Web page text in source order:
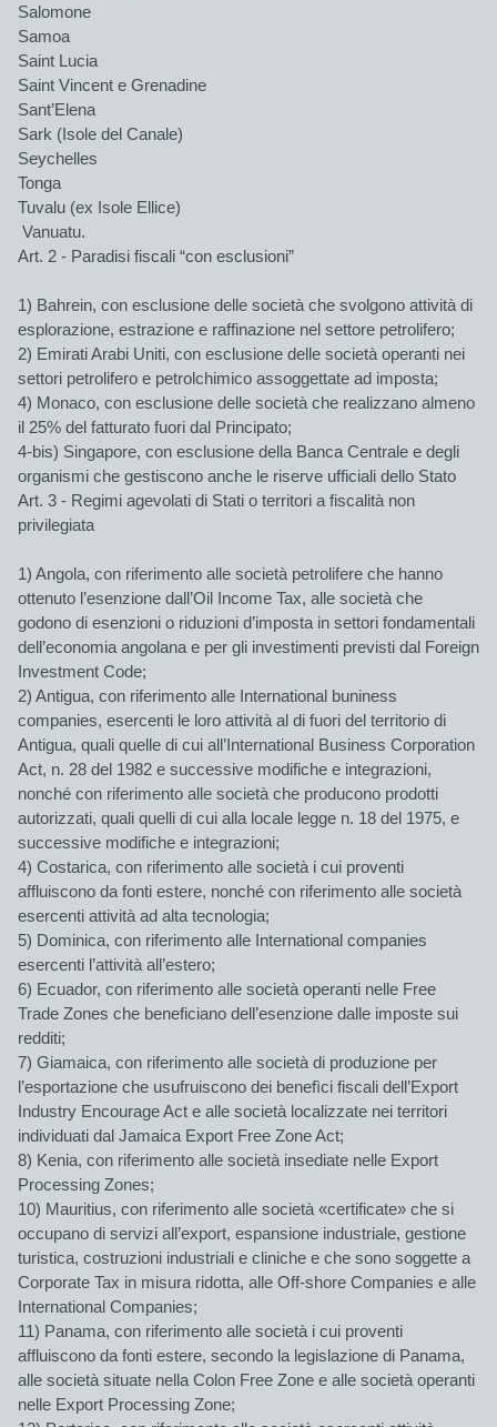
Salomone
Samoa
Saint Lucia
Saint Vincent e Grenadine
Sant’Elena
Sark (Isole del Canale)
Seychelles
Tonga
Tuvalu (ex Isole Ellice)
Vanuatu.
Art. 2 - Paradisi fiscali “con esclusioni”
1) Bahrein, con esclusione delle società che svolgono attività di
esplorazione, estrazione e raffinazione nel settore petrolifero;
2) Emirati Arabi Uniti, con esclusione delle società operanti nei
settori petrolifero e petrolchimico assoggettate ad imposta;
4) Monaco, con esclusione delle società che realizzano almeno
il 25% del fatturato fuori dal Principato;
4-bis) Singapore, con esclusione della Banca Centrale e degli
organismi che gestiscono anche le riserve ufficiali dello Stato
Art. 3 - Regimi agevolati di Stati o territori a fiscalità non
privilegiata
1) Angola, con riferimento alle società petrolifere che hanno
ottenuto l’esenzione dall’Oil Income Tax, alle società che
godono di esenzioni o riduzioni d’imposta in settori fondamentali
dell’economia angolana e per gli investimenti previsti dal Foreign
Investment Code;
2) Antigua, con riferimento alle International buniness
companies, esercenti le loro attività al di fuori del territorio di
Antigua, quali quelle di cui all’International Business Corporation
Act, n. 28 del 1982 e successive modifiche e integrazioni,
nonché con riferimento alle società che producono prodotti
autorizzati, quali quelli di cui alla locale legge n. 18 del 1975, e
successive modifiche e integrazioni;
4) Costarica, con riferimento alle società i cui proventi
affluiscono da fonti estere, nonché con riferimento alle società
esercenti attività ad alta tecnologia;
5) Dominica, con riferimento alle International companies
esercenti l’attività all’estero;
6) Ecuador, con riferimento alle società operanti nelle Free
Trade Zones che beneficiano dell’esenzione dalle imposte sui
redditi;
7) Giamaica, con riferimento alle società di produzione per
l’esportazione che usufruiscono dei benefìci fiscali dell’Export
Industry Encourage Act e alle società localizzate nei territori
individuati dal Jamaica Export Free Zone Act;
8) Kenia, con riferimento alle società insediate nelle Export
Processing Zones;
10) Mauritius, con riferimento alle società «certificate» che si
occupano di servizi all’export, espansione industriale, gestione
turistica, costruzioni industriali e cliniche e che sono soggette a
Corporate Tax in misura ridotta, alle Off-shore Companies e alle
International Companies;
11) Panama, con riferimento alle società i cui proventi
affluiscono da fonti estere, secondo la legislazione di Panama,
alle società situate nella Colon Free Zone e alle società operanti
nelle Export Processing Zone;